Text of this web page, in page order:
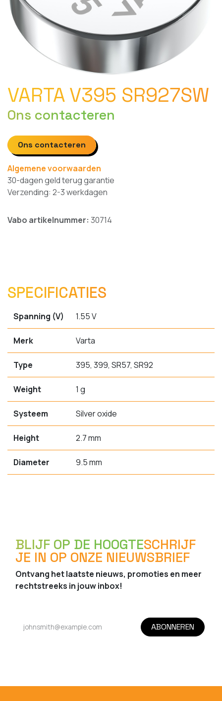
VARTA V395 SR927SW
Ons contacteren
Ons contacteren
Algemene voorwaarden
30-dagen geld terug garantie
Verzending: 2-3 werkdagen
Vabo artikelnummer: 30714
SPECIFICATIES
Spanning (V) 1.55 V
Merk Varta
Type 395, 399, SR57, SR92
Weight 1 g
Systeem Silver oxide
Height 2.7 mm
Diameter 9.5 mm
BLIJF OP DE HOOGTESCHRIJF
JE IN OP ONZE NIEUWSBRIEF
Ontvang het laatste nieuws, promoties en meer
rechtstreeks in jouw inbox!
ABONNEREN